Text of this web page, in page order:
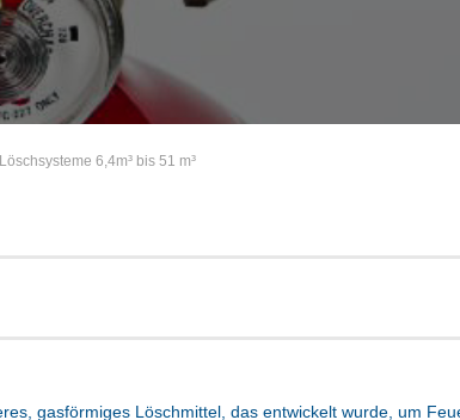
Löschsysteme 6,4m³ bis 51 m³
gasförmiges Löschmittel, das entwickelt wurde, um